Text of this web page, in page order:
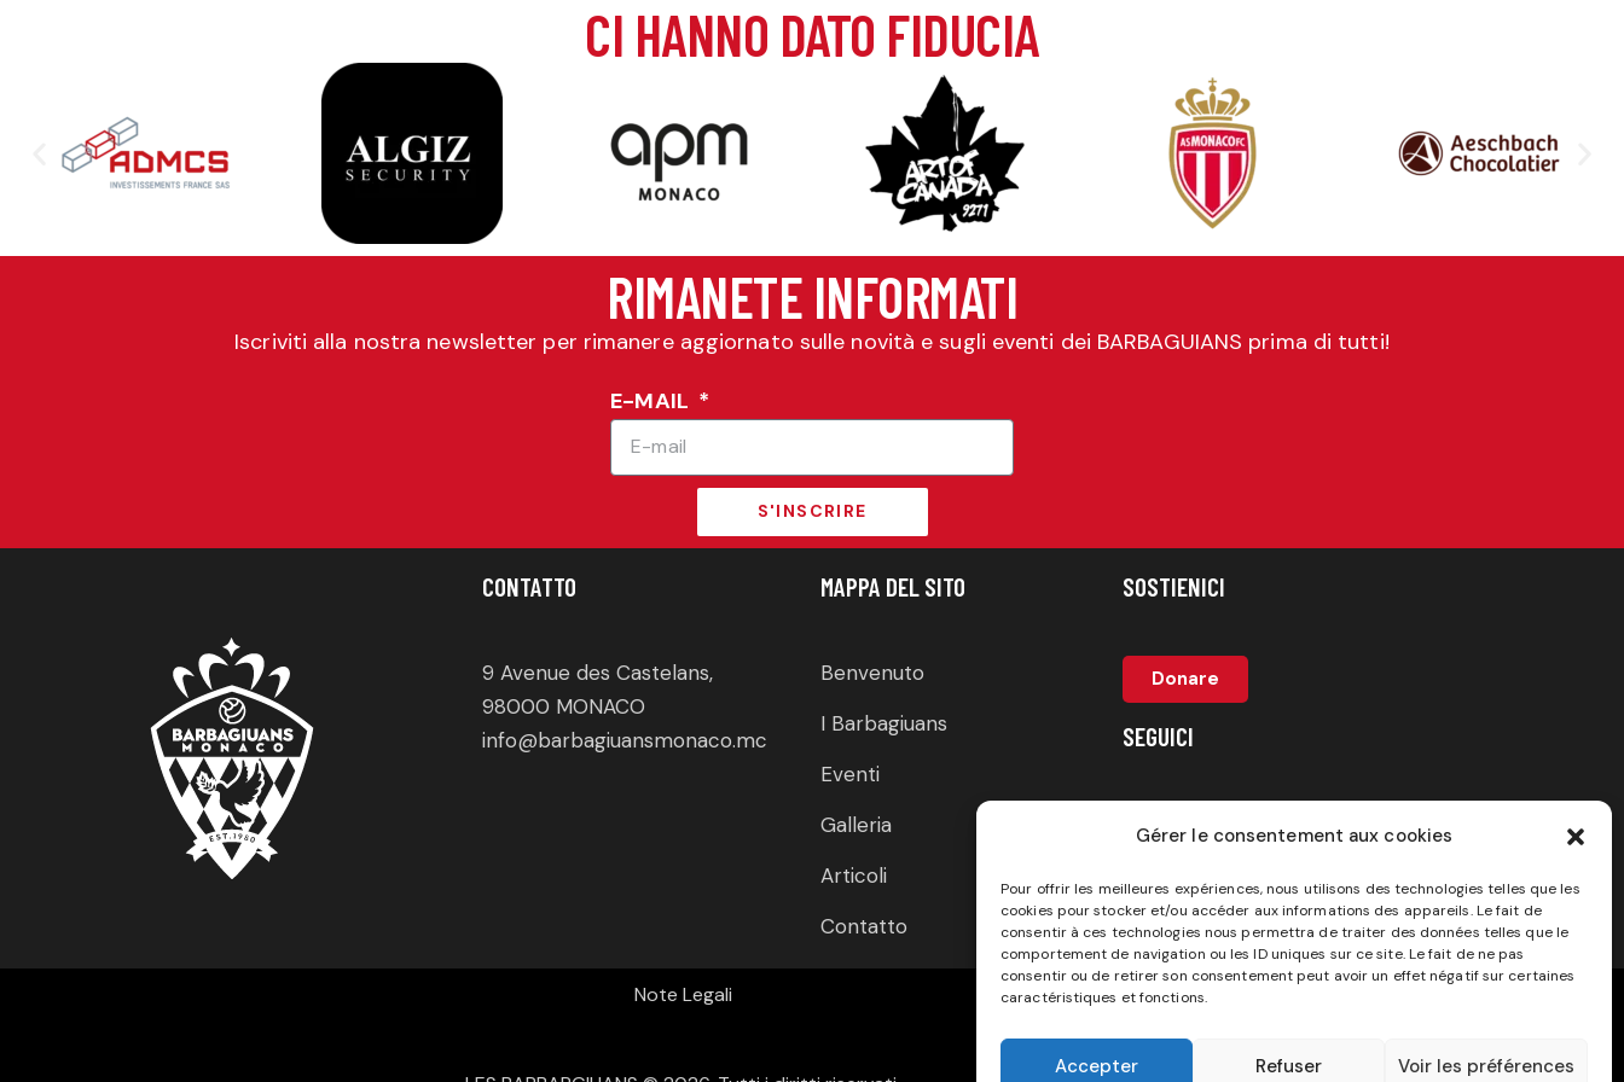
Gérer le consentement aux cookies
Pour offrir les meilleures expériences, nous utilisons des technologies telles que les
cookies pour stocker et/ou accéder aux informations des appareils. Le fait de
consentir à ces technologies nous permettra de traiter des données telles que le
comportement de navigation ou les ID uniques sur ce site. Le fait de ne pas
consentir ou de retirer son consentement peut avoir un effet négatif sur certaines
caractéristiques et fonctions.
Accepter Refuser Voir les préférences
CI HANNO DATO FIDUCIA
RIMANETE INFORMATI
Iscriviti alla nostra newsletter per rimanere aggiornato sulle novità e sugli eventi dei BARBAGUIANS prima di tutti!
E-MAIL
S'INSCRIRE
CONTATTO
9 Avenue des Castelans,
98000 MONACO
info@barbagiuansmonaco.mc
MAPPA DEL SITO
Benvenuto
I Barbagiuans
Eventi
Galleria
Articoli
Contatto
SOSTIENICI
Donare
SEGUICI
Note Legali